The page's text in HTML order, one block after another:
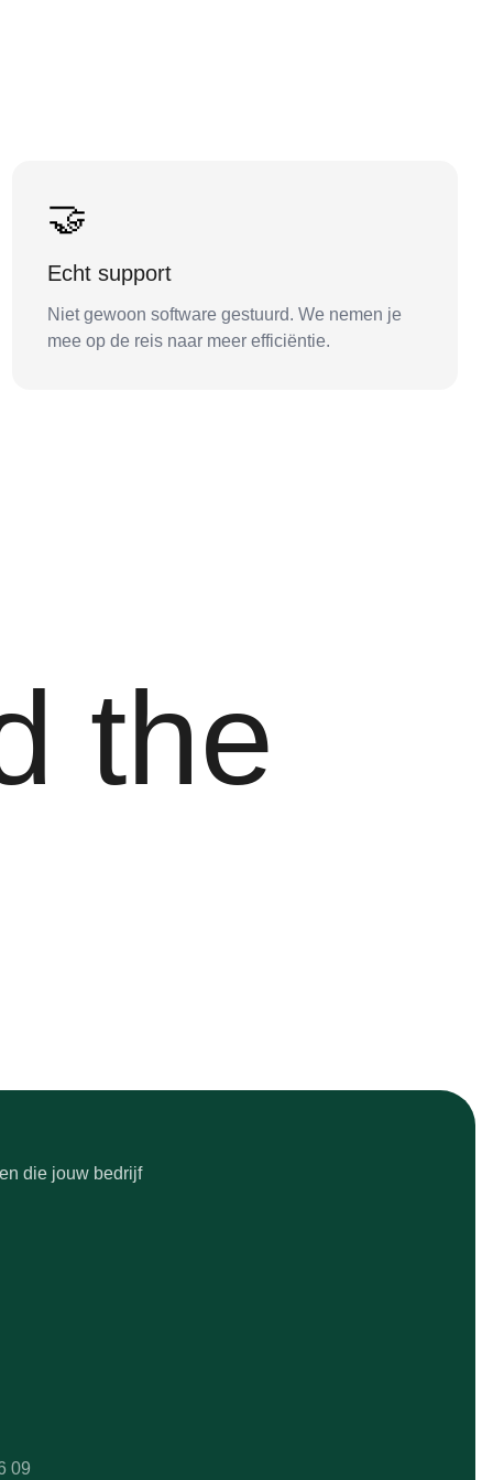
🤝
Echt support
Niet gewoon software gestuurd. We nemen je
mee op de reis naar meer efficiëntie.
the
die jouw bedrijf
09